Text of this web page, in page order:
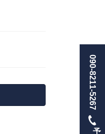
090-8211-5267
予